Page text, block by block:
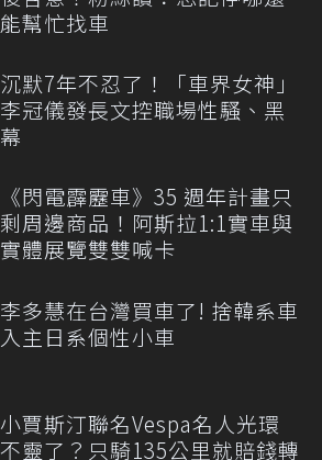
能幫忙找車
沉默7年不忍了！「車界女神」
李冠儀發長文控職場性騷、黑
幕
《閃電霹靂車》35 週年計畫只
剩周邊商品！阿斯拉1:1實車與
實體展覽雙雙喊卡
李多慧在台灣買車了! 捨韓系車
入主日系個性小車
小賈斯汀聯名Vespa名人光環
不靈了？只騎135公里就賠錢轉